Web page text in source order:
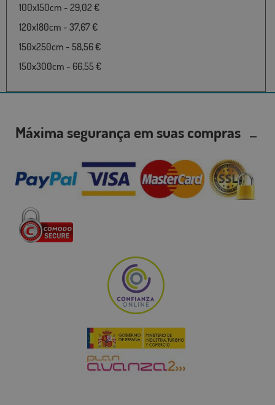
100x150cm - 29,02 €
120x180cm - 37,67 €
150x250cm - 58,56 €
150x300cm - 66,55 €
Máxima segurança em suas compras